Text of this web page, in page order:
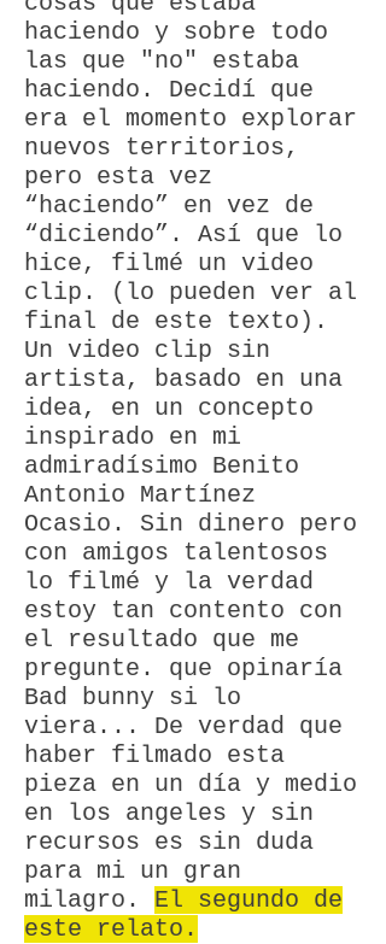
haciendo y sobre todo
las que "no" estaba
haciendo. Decidí que
era el momento explorar
nuevos territorios,
pero esta vez
“haciendo” en vez de
“diciendo”. Así que lo
hice, filmé un video
clip. (lo pueden ver al
final de este texto).
Un video clip sin
artista, basado en una
idea, en un concepto
inspirado en mi
admiradísimo Benito
Antonio Martínez
Ocasio. Sin dinero pero
con amigos talentosos
lo filmé y la verdad
estoy tan contento con
el resultado que me
pregunte. que opinaría
Bad bunny si lo
viera... De verdad que
haber filmado esta
pieza en un día y medio
en los angeles y sin
recursos es sin duda
para mi un gran
milagro. El segundo de
este relato.